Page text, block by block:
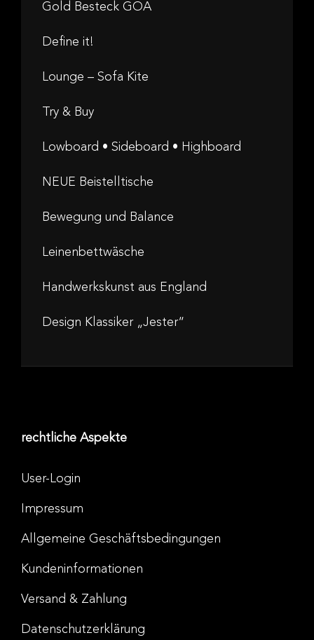
Gold Besteck GOA
Define it!
Lounge – Sofa Kite
Try & Buy
Lowboard • Sideboard • Highboard
NEUE Beistelltische
Bewegung und Balance
Leinenbettwäsche
Handwerkskunst aus England
Design Klassiker „Jester“
rechtliche Aspekte
User-Login
Impressum
Allgemeine Geschäftsbedingungen
Kundeninformationen
Versand & Zahlung
Datenschutzerklärung